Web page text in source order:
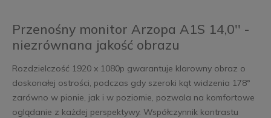
Przenośny monitor Arzopa A1S 14,0'' -
niezrównana jakość obrazu
Rozdzielczość 1920 x 1080p gwarantuje klarowny obraz o
doskonałej ostrości, podczas gdy szeroki kąt widzenia 178°
zarówno w pionie, jak i w poziomie, pozwala na komfortowe
oglądanie z każdej perspektywy. Współczynnik kontrastu